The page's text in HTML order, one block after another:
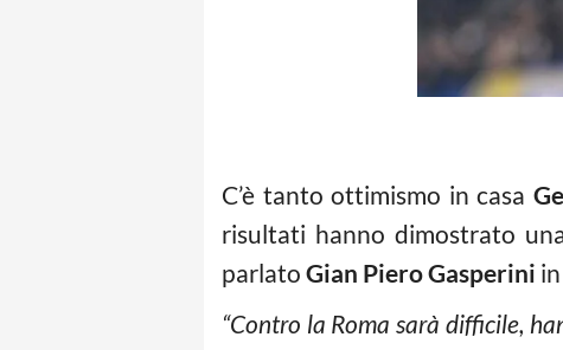
C’è tanto ottimismo in casa
risultati hanno dimostrato
parlato Gian Piero Gasperini
“Contro la Roma sarà difficile,